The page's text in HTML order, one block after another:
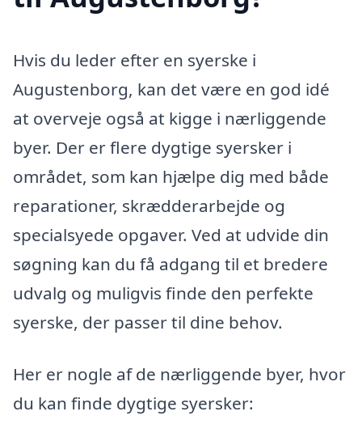
Hvis du leder efter en syerske i
Augustenborg, kan det være en god idé
at overveje også at kigge i nærliggende
byer. Der er flere dygtige syersker i
området, som kan hjælpe dig med både
reparationer, skrædderarbejde og
specialsyede opgaver. Ved at udvide din
søgning kan du få adgang til et bredere
udvalg og muligvis finde den perfekte
syerske, der passer til dine behov.
Her er nogle af de nærliggende byer, hvor
du kan finde dygtige syersker: